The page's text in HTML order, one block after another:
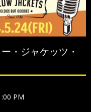
ー・ジャケッツ・
PM